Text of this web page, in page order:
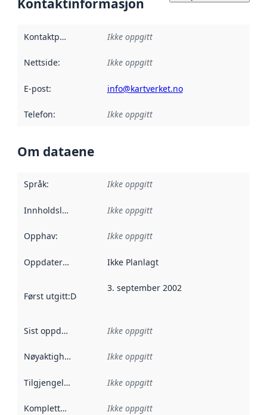
Kontaktinformasjon
Kontaktpunkt Ikke oppgitt
Nettside: Ikke oppgitt
E-post: info@kartverket.no
Telefon: Ikke oppgitt
Om dataene
Språk: Ikke oppgitt
Innholdsleverandører :
Ikke oppgitt
Opphav: Ikke oppgitt
Oppdateringsfrekvens :
Ikke Planlagt
Først utgitt:Denne datoen sier når dataene i dette
3. september 2002
Sist oppdatert Ikke oppgitt
Nøyaktighet Ikke oppgitt
Tilgjengelighet Ikke oppgitt
Kompletthet Ikke oppgitt